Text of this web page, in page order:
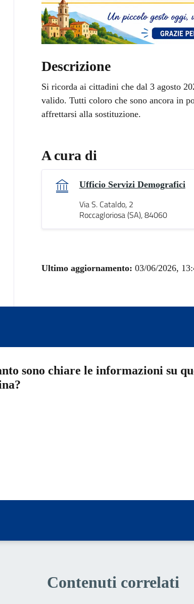
Descrizione
Si ricorda ai cittadini che dal 3 agosto
valido. Tutti coloro che sono ancora in
affrettarsi alla sostituzione.
A cura di
Ufficio Servizi Demografici
Via S. Cataldo, 2
Roccagloriosa (SA), 84060
Ultimo aggiornamento: 03/06/2026,
sono chiare le informazioni su
Contenuti correlati